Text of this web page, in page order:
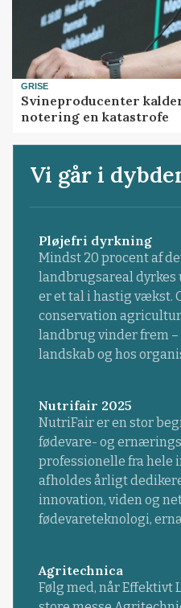
GRISE
Svineproducenter
notering en katastrofe
Vi går i
Pløjefri dyrkning
Mindst 20 procent af
landbrugsareal dyrkes
er et tal i hastig vækst.
conservation
landbrug vinder frem
landskab og hos
Nutrifair 2025
NutriFair er en stor
fødevare- og
professionelle fra hele
afholdes årligt
innovation, viden og
fødevareteknologi,
Agritechnica
Følg med, når